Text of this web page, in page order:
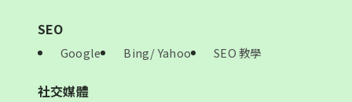
SEO
Google Bing/ Yahoo SEO 教學
社交媒體